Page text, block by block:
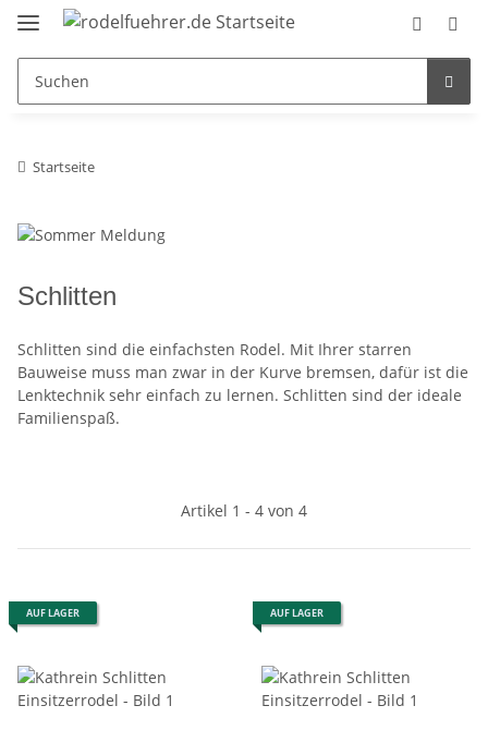
Startseite
Schlitten
Schlitten sind die einfachsten Rodel. Mit Ihrer starren
Bauweise muss man zwar in der Kurve bremsen, dafür ist die
Lenktechnik sehr einfach zu lernen. Schlitten sind der ideale
Familienspaß.
Artikel 1 - 4 von 4
AUF LAGER AUF LAGER